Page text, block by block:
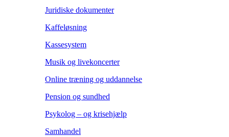
Juridiske dokumenter
Kaffeløsning
Kassesystem
Musik og livekoncerter
Online træning og uddannelse
Pension og sundhed
Psykolog – og krisehjælp
Samhandel